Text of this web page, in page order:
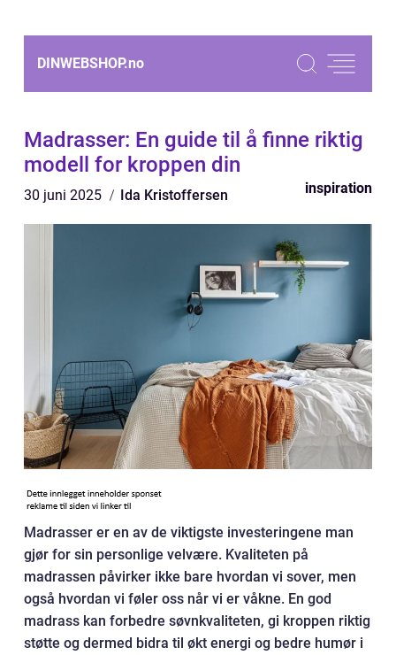
DINWEBSHOP.no
Madrasser: En guide til å finne riktig
modell for kroppen din
30 juni 2025 Ida Kristoffersen inspiration
Madrasser er en av de viktigste investeringene man
gjør for sin personlige velvære. Kvaliteten på
madrassen påvirker ikke bare hvordan vi sover, men
også hvordan vi føler oss når vi er våkne. En god
madrass kan forbedre søvnkvaliteten, gi kroppen riktig
støtte og dermed bidra til økt energi og bedre humør i